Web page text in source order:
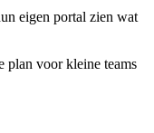
eigen portal zien wat
plan voor kleine teams